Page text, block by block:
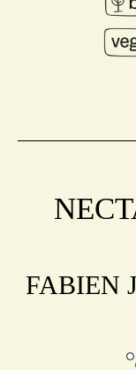
FABIEN